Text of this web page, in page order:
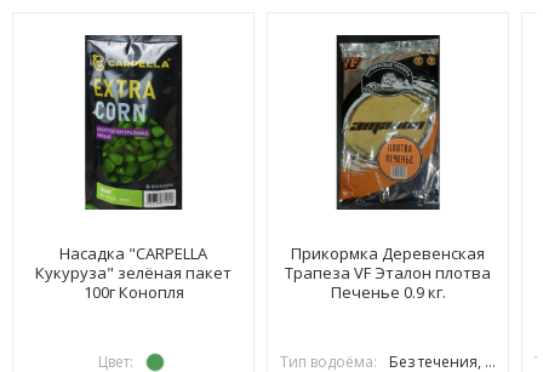
Насадка "CARPELLA
Кукуруза" зелёная пакет
100г Конопля
Цвет:
Прикормка Деревенская
Трапеза VF Эталон плотва
Печенье 0.9 кг.
Тип водоёма:
Без течения, С течением